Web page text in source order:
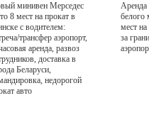
минивен Мерседес
8 мест на прокат в
с водителем:
трансфер аэропорт,
аренда, развоз
доставка в
Беларуси,
недорогой
авто
Аренда
белого
мест на
за